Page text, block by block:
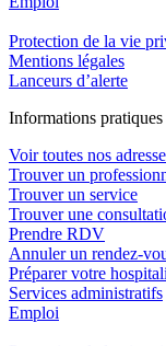
Protection de la vie
Mentions légales
Lanceurs d’alerte
Informations pratiques
Voir toutes nos
Trouver un
Trouver un service
Trouver une
Prendre RDV
Annuler un rendez-
Préparer votre
Services administratifs
Emploi​